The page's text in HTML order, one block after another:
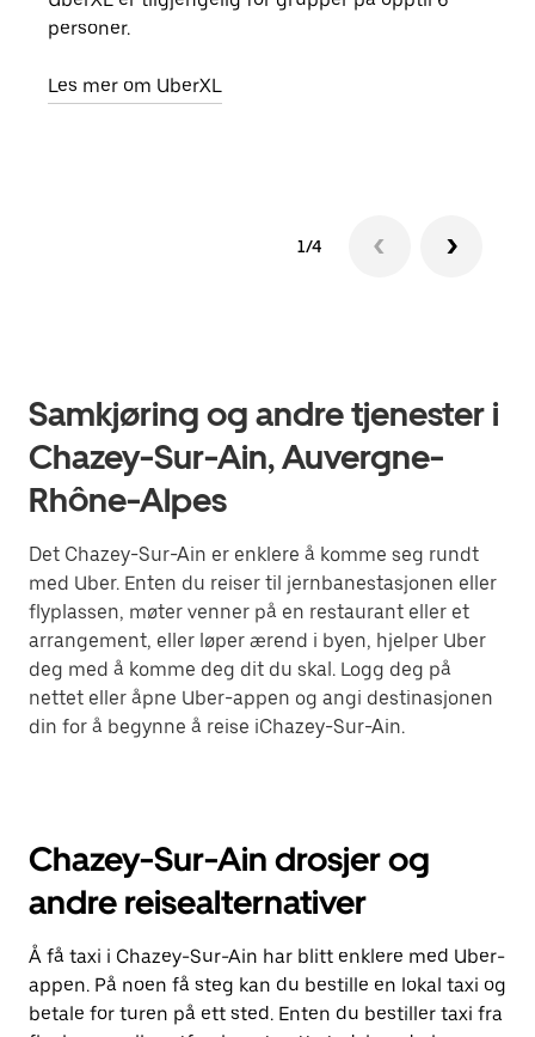
personer.
Les mer om UberXL
1/4
Samkjøring og andre tjenester i
Chazey-Sur-Ain, Auvergne-
Rhône-Alpes
Det Chazey-Sur-Ain er enklere å komme seg rundt
med Uber. Enten du reiser til jernbanestasjonen eller
flyplassen, møter venner på en restaurant eller et
arrangement, eller løper ærend i byen, hjelper Uber
deg med å komme deg dit du skal. Logg deg på
nettet eller åpne Uber-appen og angi destinasjonen
din for å begynne å reise iChazey-Sur-Ain.
Chazey-Sur-Ain drosjer og
andre reisealternativer
Å få taxi i Chazey-Sur-Ain har blitt enklere med Uber-
appen. På noen få steg kan du bestille en lokal taxi og
betale for turen på ett sted. Enten du bestiller taxi fra